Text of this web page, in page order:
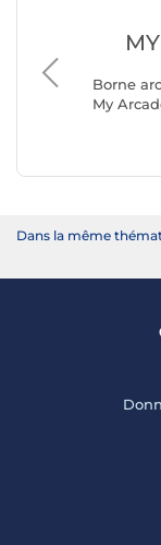
Borne
My
Dans la même